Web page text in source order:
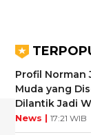
Profil Norman
Muda yang
Dilantik Jadi
News | 17:21 WIB